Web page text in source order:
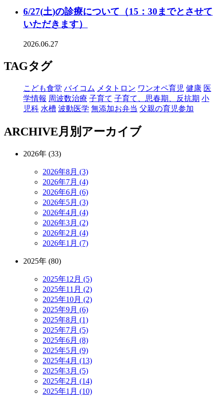
6/27(土)の診療について（15：30までとさせて
いただきます）
2026.06.27
TAGタグ
こども食堂 バイコム メタトロン ワンオペ育児 健康 医
学情報 周波数治療 子育て 子育て、思春期、反抗期 小
児科 水槽 波動医学 無添加お弁当 父親の育児参加
ARCHIVE月別アーカイブ
2026年 (33)
2026年8月 (3)
2026年7月 (4)
2026年6月 (6)
2026年5月 (3)
2026年4月 (4)
2026年3月 (2)
2026年2月 (4)
2026年1月 (7)
2025年 (80)
2025年12月 (5)
2025年11月 (2)
2025年10月 (2)
2025年9月 (6)
2025年8月 (1)
2025年7月 (5)
2025年6月 (8)
2025年5月 (9)
2025年4月 (13)
2025年3月 (5)
2025年2月 (14)
2025年1月 (10)